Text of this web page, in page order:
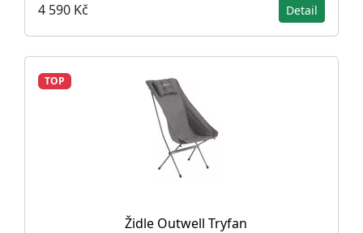
4 590 Kč Detail
TOP
Židle Outwell Tryfan